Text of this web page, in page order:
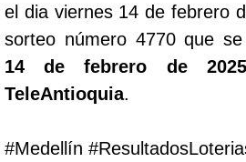
Extra de Colombia
Antioqueñita Día
el dia viernes 14 de febrero
sorteo número 4770 que
14 de febrero de
TeleAntioquia.
#Medellín